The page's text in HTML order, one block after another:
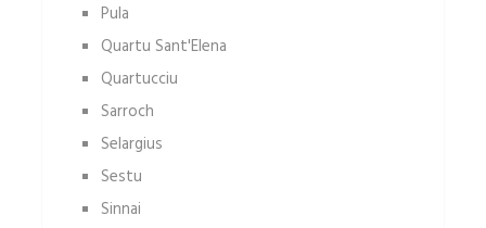
Pula
Quartu Sant'Elena
Quartucciu
Sarroch
Selargius
Sestu
Sinnai